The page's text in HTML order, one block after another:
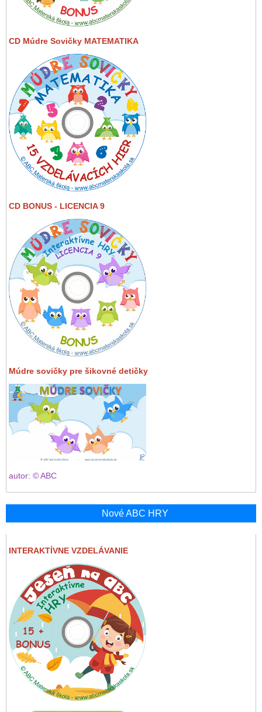
CD Múdre Sovičky MATEMATIKA
CD BONUS - LICENCIA 9
Múdre sovičky pre šikovné detičky
autor: © ABC
Nové ABC HRY
INTERAKTÍVNE VZDELÁVANIE